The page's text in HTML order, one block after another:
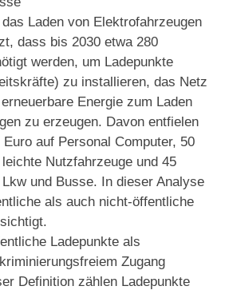
Laden von Elektrofahrzeugen
dass bis 2030 etwa 280
werden, um Ladepunkte
zu installieren, das Netz
Energie zum Laden
zu erzeugen. Davon entfielen
auf Personal Computer, 50
Nutzfahrzeuge und 45
und Busse. In dieser Analyse
als auch nicht-öffentliche
Ladepunkte als
Zugang
Definition zählen Ladepunkte